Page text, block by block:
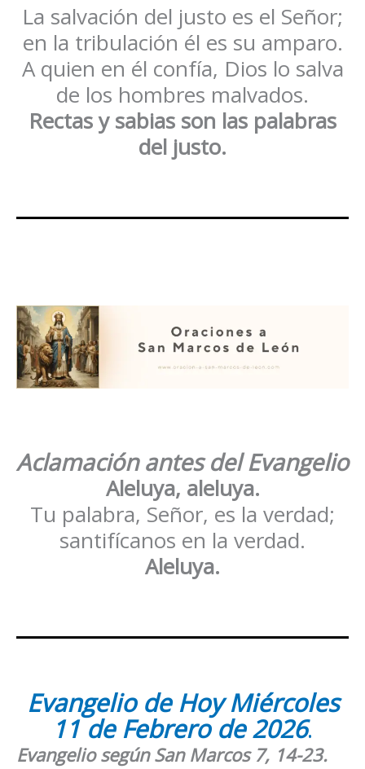
La salvación del justo es el Señor;
en la tribulación él es su amparo.
A quien en él confía, Dios lo salva
de los hombres malvados.
Rectas y sabias son las palabras
del justo.
Aclamación antes del Evangelio
Aleluya, aleluya.
Tu palabra, Señor, es la verdad;
santifícanos en la verdad.
Aleluya.
Evangelio de HoyMiércoles
11 de Febrerode 2026.
Evangelio según San Marcos 7, 14-23.